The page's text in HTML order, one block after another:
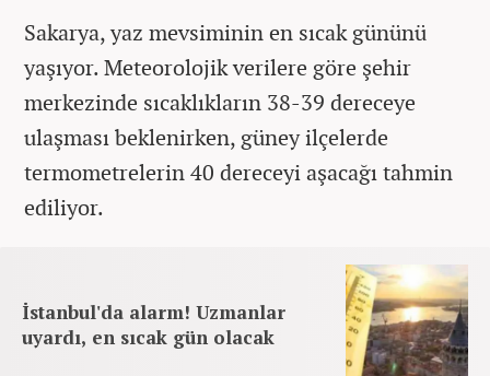
Sakarya, yaz mevsiminin en sıcak gününü
yaşıyor. Meteorolojik verilere göre şehir
merkezinde sıcaklıkların 38-39 dereceye
ulaşması beklenirken, güney ilçelerde
termometrelerin 40 dereceyi aşacağı tahmin
ediliyor.
İstanbul'da alarm! Uzmanlar
uyardı, en sıcak gün olacak